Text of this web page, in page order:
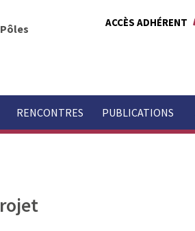
ACCÈS ADHÉRENT
RENCONTRES PUBLICATIONS